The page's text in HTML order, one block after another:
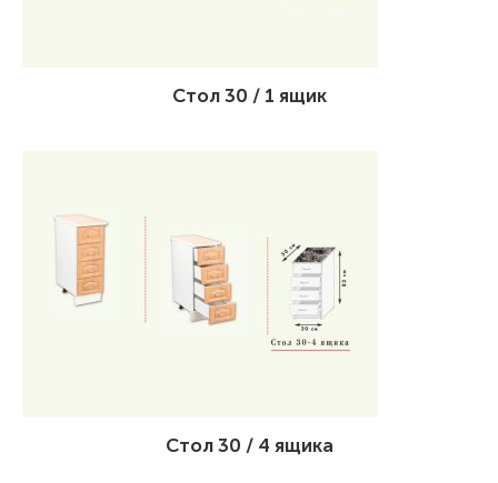
Стол 30 / 1 ящик
Стол 30 / 4 ящика